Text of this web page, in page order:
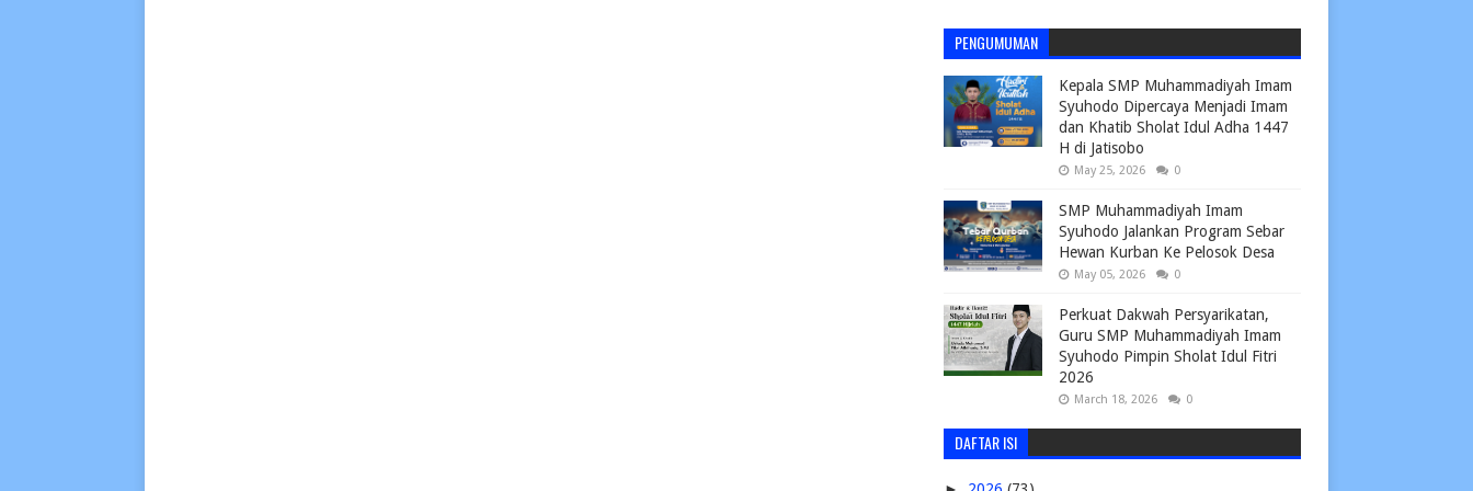
PENGUMUMAN
Kepala SMP Muhammadiyah Imam
Syuhodo Dipercaya Menjadi Imam
dan Khatib Sholat Idul Adha 1447
H di Jatisobo
May 25, 2026 0
SMP Muhammadiyah Imam
Syuhodo Jalankan Program Sebar
Hewan Kurban Ke Pelosok Desa
May 05, 2026 0
Perkuat Dakwah Persyarikatan,
Guru SMP Muhammadiyah Imam
Syuhodo Pimpin Sholat Idul Fitri
2026
March 18, 2026 0
DAFTAR ISI